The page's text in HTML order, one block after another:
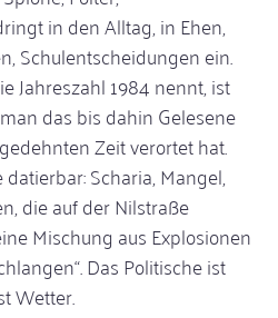
in den Alltag, in Ehen,
Schulentscheidungen ein.
Jahreszahl 1984 nennt, ist
das bis dahin Gelesene
Zeit verortet hat.
Scharia, Mangel,
die auf der Nilstraße
Mischung aus Explosionen
Das Politische ist
Wetter.